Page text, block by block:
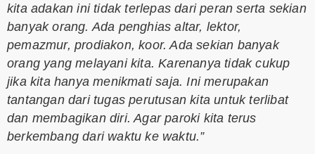
kita adakan ini tidak terlepas dari peran serta sekian
banyak orang. Ada penghias altar, lektor,
pemazmur, prodiakon, koor. Ada sekian banyak
orang yang melayani kita. Karenanya tidak cukup
jika kita hanya menikmati saja. Ini merupakan
tantangan dari tugas perutusan kita untuk terlibat
dan membagikan diri. Agar paroki kita terus
berkembang dari waktu ke waktu.”